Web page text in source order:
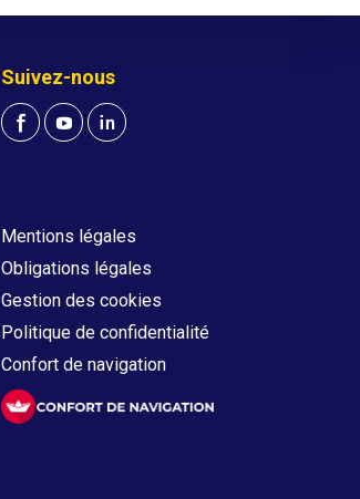
Suivez-nous
Mentions légales
Obligations légales
Gestion des cookies
Politique de confidentialité
Confort de navigation